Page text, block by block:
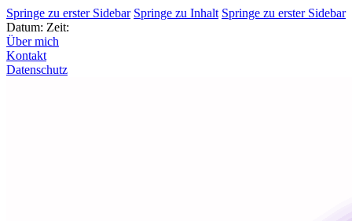
Springe zu erster Sidebar Springe zu Inhalt Springe zu erster Sidebar
Datum: Zeit:
Über mich
Kontakt
Datenschutz